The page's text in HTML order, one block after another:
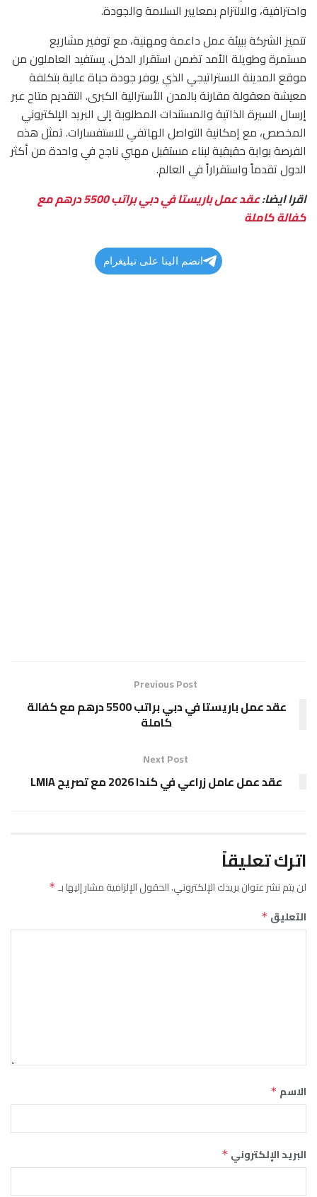
واحترافية، والالتزام بمعايير السلامة والجودة.
تتميز الشركة ببيئة عمل داعمة ومهنية، مع توفير مشاريع
مستمرة وطويلة الأمد تضمن استقرار الدخل. يستفيد العاملون من
موقع المدينة الاستراتيجي الذي يوفر جودة حياة عالية بتكلفة
معيشة معقولة مقارنة بالمدن الأسترالية الكبرى. التقديم متاح عبر
إرسال السيرة الذاتية والمستندات المطلوبة إلى البريد الإلكتروني
المخصص، مع إمكانية التواصل الهاتفي للاستفسارات. تمثل هذه
الفرصة بوابة حقيقية لبناء مستقبل مهني ناجح في واحدة من أكثر
الدول تقدماً واستقراراً في العالم.
اقرا ايضا:
عقد عمل باريستا في دبي براتب 5500 درهم مع
كفالة كاملة
انضم الينا على تيليغرام
Previous Post
عقد عمل باريستا في دبي براتب 5500 درهم مع كفالة
كاملة
Next Post
عقد عمل عامل زراعي في كندا 2026 مع تصريح LMIA
اترك تعليقاً
لن يتم نشر عنوان بريدك الإلكتروني.الحقول الإلزامية مشار إليها بـ*
التعليق *
الاسم *
البريد الإلكتروني *